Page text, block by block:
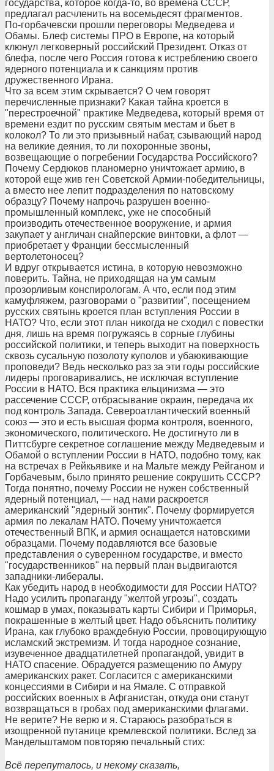
государства, которое когда-то, во времена СССР,
предлагал расчленить на восемьдесят фрагментов.
По-горбачевски прошли переговоры Медведева и
Обамы. Блеф системы ПРО в Европе, на который
клюнул легковерный российский Президент. Отказ от
блефа, после чего Россия готова к истреблению своего
ядерного потенциала и к санкциям против
дружественного Ирана.
Что за всем этим скрывается? О чем говорят
перечисленные признаки? Какая тайна кроется в
"перестроечной" практике Медведева, который время от
времени ездит по русским святым местам и бьет в
колокол? То ли это призывный набат, сзывающий народ
на великие деяния, то ли похоронные звоны,
возвещающие о погребении Государства Российского?
Почему Сердюков планомерно уничтожает армию, в
которой еще жив ген Советской Армии-победительницы,
а вместо нее лепит подразделения по натовскому
образцу? Почему напрочь разрушен военно-
промышленный комплекс, уже не способный
производить отечественное вооружение, и армия
закупает у англичан снайперские винтовки, а флот —
приобретает у Франции бессмысленный
вертолетоносец?
И вдруг открывается истина, в которую невозможно
поверить. Тайна, не приходящая на ум самым
прозорливым конспирологам. А что, если под этим
камуфляжем, разговорами о "развитии", посещением
русских святынь кроется план вступления России в
НАТО? Что, если этот план никогда не сходил с повестки
дня, лишь на время погружаясь в сорные глубины
российской политики, и теперь выходит на поверхность
сквозь сусальную позолоту куполов и убаюкивающие
проповеди? Ведь несколько раз за эти годы российские
лидеры проговаривались, не исключая вступление
России в НАТО. Вся практика ельцинизма — это
рассечение СССР, отбрасывание окраин, передача их
под контроль Запада. Североатлантический военный
союз — это и есть высшая форма контроля, военного,
экономического, политического. Не достигнуто ли в
Питтсбурге секретное соглашение между Медведевым и
Обамой о вступлении России в НАТО, подобно тому, как
на встречах в Рейкьявике и на Мальте между Рейганом и
Горбачевым, было принято решение сокрушить СССР?
Тогда понятно, почему России не нужен собственный
ядерный потенциал, — над нами раскроется
американский "ядерный зонтик". Почему формируется
армия по лекалам НАТО. Почему уничтожается
отечественный ВПК, и армия оснащается натовскими
образцами. Почему подавляются все базовые
представления о суверенном государстве, и вместо
"государственников" на первый план выдвигаются
западники-либералы.
Как убедить народ в необходимости для России НАТО?
Надо усилить пропаганду "желтой угрозы", создать
кошмар в умах, показывать карты Сибири и Приморья,
покрашенные в желтый цвет. Надо объяснить политику
Ирана, как глубоко враждебную России, провоцирующую
исламский экстремизм. И тогда народное сознание,
изувеченное двадцатилетней пропагандой, увидит в
НАТО спасение. Обрадуется размещению по Амуру
американских ракет. Согласится с американскими
концессиями в Сибири и на Ямале. С отправкой
российских военных в Афганистан, откуда они станут
возвращаться в гробах под американскими флагами.
Не верите? Не верю и я. Стараюсь разобраться в
изощренной путанице кремлевской политики. Вслед за
Мандельштамом повторяю печальный стих:
Всё перепуталось, и некому сказать,